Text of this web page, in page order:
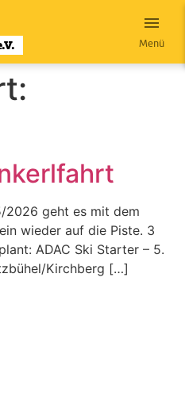
Menü
2026 geht es mit dem
wieder auf die Piste. 3
ADAC Ski Starter – 5.
Kirchberg […]